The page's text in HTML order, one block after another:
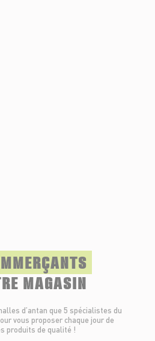
MAGASIN
d’antan que 5 spécialistes du
vous proposer chaque jour de
produits de qualité !